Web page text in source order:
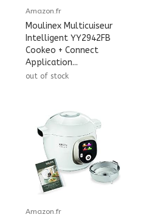
Amazon.fr
Moulinex Multicuiseur
Intelligent YY2942FB
Cookeo + Connect
Application...
out of stock
Amazon.fr